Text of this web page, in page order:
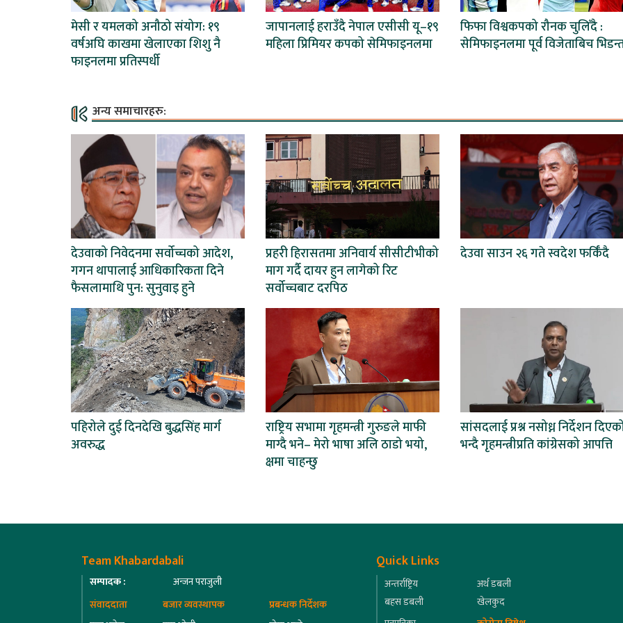
मेसी र यमलको अनौठो संयोग: १९
वर्षअघि काखमा खेलाएका शिशु नै
फाइनलमा प्रतिस्पर्धी
जापानलाई हराउँदै नेपाल एसीसी यू–१९
महिला प्रिमियर कपको सेमिफाइनलमा
फिफा विश्वकपको रौनक चुलिँदै :
सेमिफाइनलमा पूर्व विजेताबिच
अन्य समाचारहरु:
देउवाको निवेदनमा सर्वोच्चको आदेश,
गगन थापालाई आधिकारिकता दिने
फैसलामाथि पुन: सुनुवाइ हुने
प्रहरी हिरासतमा अनिवार्य सीसीटीभीको
माग गर्दै दायर हुन लागेको रिट
सर्वोच्चबाट दरपिठ
देउवा साउन २६ गते स्वदेश फर्किँदै
पहिरोले दुई दिनदेखि बुद्धसिंह मार्ग
अवरुद्ध
राष्ट्रिय सभामा गृहमन्त्री गुरुङले माफी
माग्दै भने– मेरो भाषा अलि ठाडो भयो,
क्षमा चाहन्छु
सांसदलाई प्रश्न नसोध्न निर्देशन
भन्दै गृहमन्त्रीप्रति कांग्रेसको आपत्ति
Team Khabardabali
सम्पादक :
अन्जन पराजुली
संवाददाता
बजार व्यवस्थापक
प्रबन्धक निर्देशक
Quick Links
अन्तर्राष्ट्रिय
अर्थ डबली
बहस डबली
खेलकुद